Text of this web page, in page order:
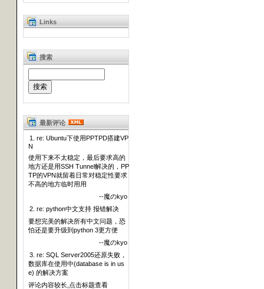
Links
搜索
最新评论
1. re: Ubuntu下使用PPTPD搭建VP
N
使用下来不太稳定，最后要求高的
地方还是用SSH Tunnel解决的，PP
TP的VPN就留着日常对稳定性要求
不高的地方临时用用
--魔のkyo
2. re: python中文支持 报错解决
要想完美的解决所有中文问题，恐
怕还是要升级到python 3更方便
--魔のkyo
3. re: SQL Server2005还原失败，
数据库在使用中(database is in us
e) 的解决方案
评论内容较长,点击标题查看